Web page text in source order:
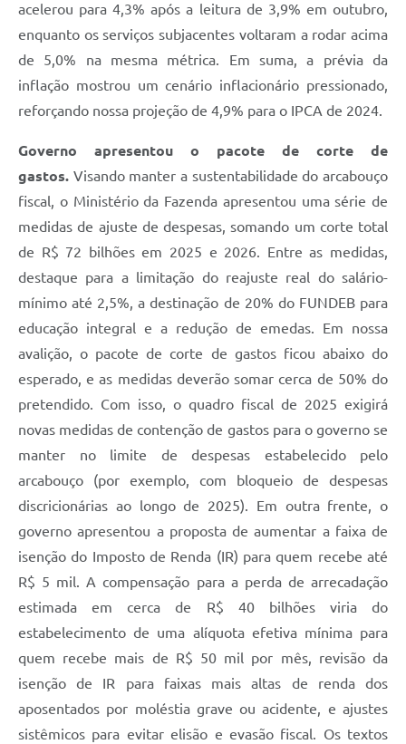
acelerou para 4,3% após a leitura de 3,9% em outubro,
enquanto os serviços subjacentes voltaram a rodar acima
de 5,0% na mesma métrica. Em suma, a prévia da
inflação mostrou um cenário inflacionário pressionado,
reforçando nossa projeção de 4,9% para o IPCA de 2024.
Governo apresentou o pacote de corte de
gastos. Visando manter a sustentabilidade do arcabouço
fiscal, o Ministério da Fazenda apresentou uma série de
medidas de ajuste de despesas, somando um corte total
de R$ 72 bilhões em 2025 e 2026. Entre as medidas,
destaque para a limitação do reajuste real do salário-
mínimo até 2,5%, a destinação de 20% do FUNDEB para
educação integral e a redução de emedas. Em nossa
avalição, o pacote de corte de gastos ficou abaixo do
esperado, e as medidas deverão somar cerca de 50% do
pretendido. Com isso, o quadro fiscal de 2025 exigirá
novas medidas de contenção de gastos para o governo se
manter no limite de despesas estabelecido pelo
arcabouço (por exemplo, com bloqueio de despesas
discricionárias ao longo de 2025). Em outra frente, o
governo apresentou a proposta de aumentar a faixa de
isenção do Imposto de Renda (IR) para quem recebe até
R$ 5 mil. A compensação para a perda de arrecadação
estimada em cerca de R$ 40 bilhões viria do
estabelecimento de uma alíquota efetiva mínima para
quem recebe mais de R$ 50 mil por mês, revisão da
isenção de IR para faixas mais altas de renda dos
aposentados por moléstia grave ou acidente, e ajustes
sistêmicos para evitar elisão e evasão fiscal. Os textos